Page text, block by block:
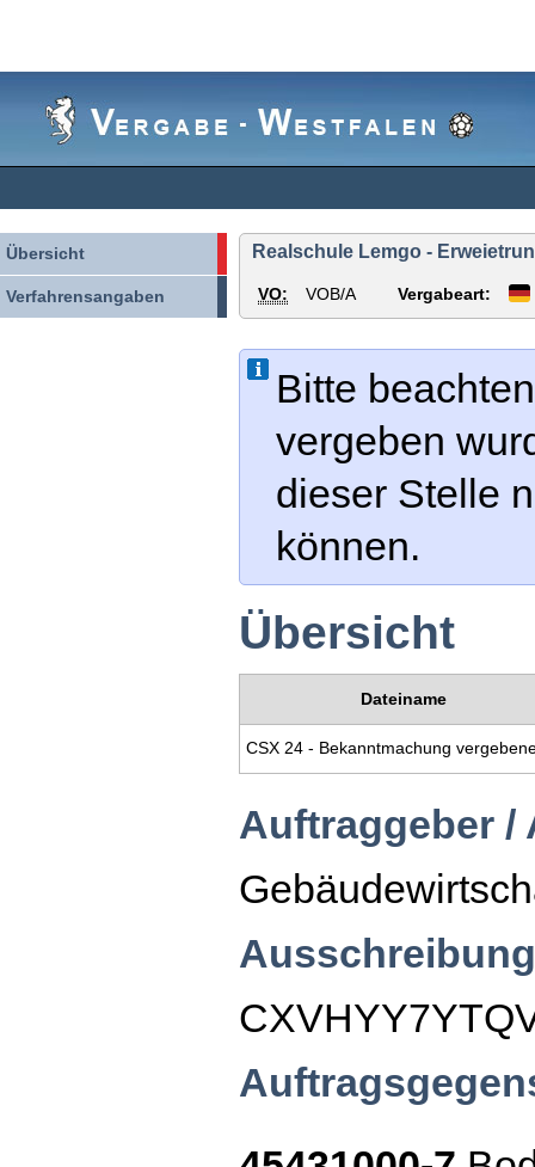
Übersicht
Verfahrensangaben
Realschule Lemgo -
VO: VOB/A Vergabeart:
Bitte
vergeben
dieser Stelle
können.
Übersicht
Dateiname
Auftraggeber /